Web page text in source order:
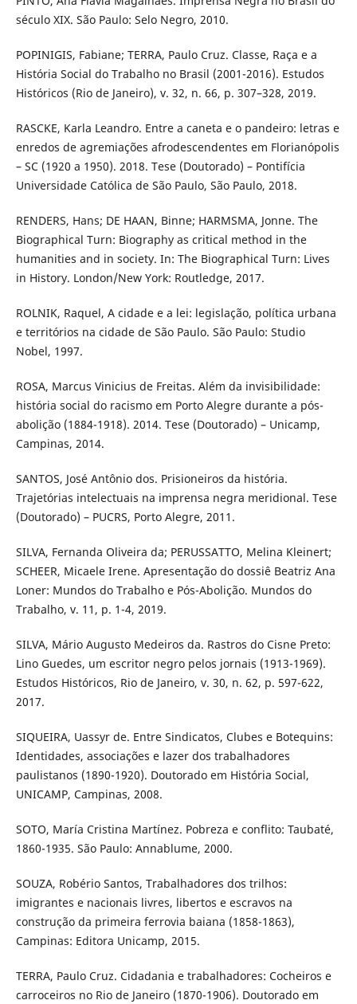
século XIX. São Paulo: Selo Negro, 2010.
POPINIGIS, Fabiane; TERRA, Paulo Cruz. Classe, Raça e a
História Social do Trabalho no Brasil (2001-2016). Estudos
Históricos (Rio de Janeiro), v. 32, n. 66, p. 307–328, 2019.
RASCKE, Karla Leandro. Entre a caneta e o pandeiro: letras e
enredos de agremiações afrodescendentes em Florianópolis
– SC (1920 a 1950). 2018. Tese (Doutorado) – Pontifícia
Universidade Católica de São Paulo, São Paulo, 2018.
RENDERS, Hans; DE HAAN, Binne; HARMSMA, Jonne. The
Biographical Turn: Biography as critical method in the
humanities and in society. In: The Biographical Turn: Lives
in History. London/New York: Routledge, 2017.
ROLNIK, Raquel, A cidade e a lei: legislação, política urbana
e territórios na cidade de São Paulo. São Paulo: Studio
Nobel, 1997.
ROSA, Marcus Vinicius de Freitas. Além da invisibilidade:
história social do racismo em Porto Alegre durante a pós-
abolição (1884-1918). 2014. Tese (Doutorado) – Unicamp,
Campinas, 2014.
SANTOS, José Antônio dos. Prisioneiros da história.
Trajetórias intelectuais na imprensa negra meridional. Tese
(Doutorado) – PUCRS, Porto Alegre, 2011.
SILVA, Fernanda Oliveira da; PERUSSATTO, Melina Kleinert;
SCHEER, Micaele Irene. Apresentação do dossiê Beatriz Ana
Loner: Mundos do Trabalho e Pós-Abolição. Mundos do
Trabalho, v. 11, p. 1-4, 2019.
SILVA, Mário Augusto Medeiros da. Rastros do Cisne Preto:
Lino Guedes, um escritor negro pelos jornais (1913-1969).
Estudos Históricos, Rio de Janeiro, v. 30, n. 62, p. 597-622,
2017.
SIQUEIRA, Uassyr de. Entre Sindicatos, Clubes e Botequins:
Identidades, associações e lazer dos trabalhadores
paulistanos (1890-1920). Doutorado em História Social,
UNICAMP, Campinas, 2008.
SOTO, María Cristina Martínez. Pobreza e conflito: Taubaté,
1860-1935. São Paulo: Annablume, 2000.
SOUZA, Robério Santos, Trabalhadores dos trilhos:
imigrantes e nacionais livres, libertos e escravos na
construção da primeira ferrovia baiana (1858-1863),
Campinas: Editora Unicamp, 2015.
TERRA, Paulo Cruz. Cidadania e trabalhadores: Cocheiros e
carroceiros no Rio de Janeiro (1870-1906). Doutorado em